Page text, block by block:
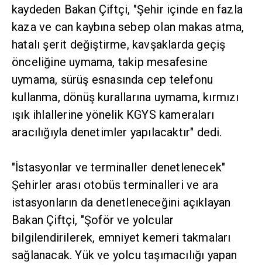
kaydeden Bakan Çiftçi, "Şehir içinde en fazla
kaza ve can kaybına sebep olan makas atma,
hatalı şerit değiştirme, kavşaklarda geçiş
önceliğine uymama, takip mesafesine
uymama, sürüş esnasında cep telefonu
kullanma, dönüş kurallarına uymama, kırmızı
ışık ihlallerine yönelik KGYS kameraları
aracılığıyla denetimler yapılacaktır" dedi.
"İstasyonlar ve terminaller denetlenecek"
Şehirler arası otobüs terminalleri ve ara
istasyonların da denetleneceğini açıklayan
Bakan Çiftçi, "Şoför ve yolcular
bilgilendirilerek, emniyet kemeri takmaları
sağlanacak. Yük ve yolcu taşımacılığı yapan